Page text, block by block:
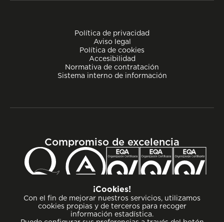
Política de privacidad
Aviso legal
Política de cookies
Accesibilidad
Normativa de contratación
Sistema interno de información
Compromiso de excelencia
¡Cookies!
Con el fin de mejorar nuestros servicios, utilizamos
cookies propias y de terceros para recoger
información estadística.